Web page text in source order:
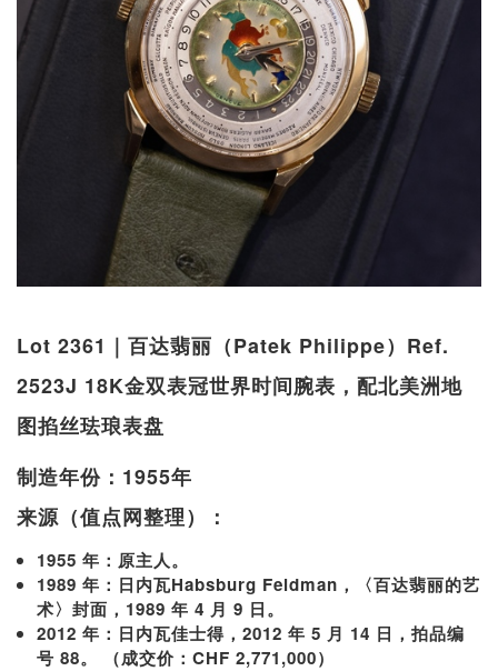
Lot 2361｜百达翡丽（Patek Philippe）Ref.
2523J 18K金双表冠世界时间腕表，配北美洲地
图掐丝珐琅表盘
制造年份：1955年
来源（值点网整理）：
1955 年：原主人。
1989 年：日内瓦Habsburg Feldman，〈百达翡丽的艺
术〉封面，1989 年 4 月 9 日。
2012 年：日内瓦佳士得，2012 年 5 月 14 日，拍品编
号 88。 （成交价：CHF 2,771,000）